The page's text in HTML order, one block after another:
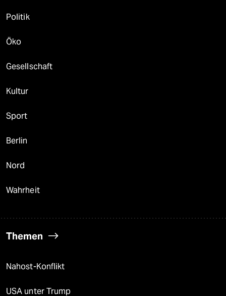
Politik
Öko
Gesellschaft
Kultur
Sport
Berlin
Nord
Wahrheit
Themen
Nahost-Konflikt
USA unter Trump